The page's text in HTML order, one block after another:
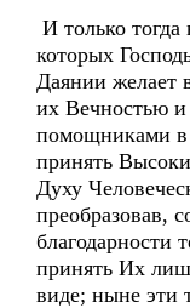
И только
которых
Даянии желает
их Вечностью и
помощниками
принять
Духу
преобразовав,
благодарности
принять Их
виде; ныне эти